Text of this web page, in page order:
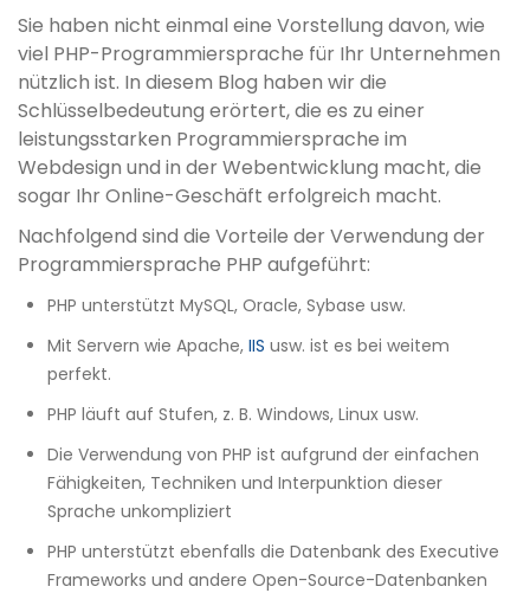
Sie haben nicht einmal eine Vorstellung davon, wie
viel PHP-Programmiersprache für Ihr Unternehmen
nützlich ist. In diesem Blog haben wir die
Schlüsselbedeutung erörtert, die es zu einer
leistungsstarken Programmiersprache im
Webdesign und in der Webentwicklung macht, die
sogar Ihr Online-Geschäft erfolgreich macht.
Nachfolgend sind die Vorteile der Verwendung der
Programmiersprache PHP aufgeführt:
PHP unterstützt MySQL, Oracle, Sybase usw.
Mit Servern wie Apache, IIS usw. ist es bei weitem
perfekt.
PHP läuft auf Stufen, z. B. Windows, Linux usw.
Die Verwendung von PHP ist aufgrund der einfachen
Fähigkeiten, Techniken und Interpunktion dieser
Sprache unkompliziert
PHP unterstützt ebenfalls die Datenbank des Executive
Frameworks und andere Open-Source-Datenbanken